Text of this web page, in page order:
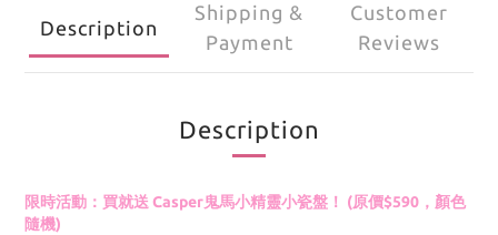
Description
Shipping &
Payment
Customer
Reviews
Description
限時活動：買就送 Casper鬼馬小精靈小瓷盤！ (原價$590，顏色
隨機)